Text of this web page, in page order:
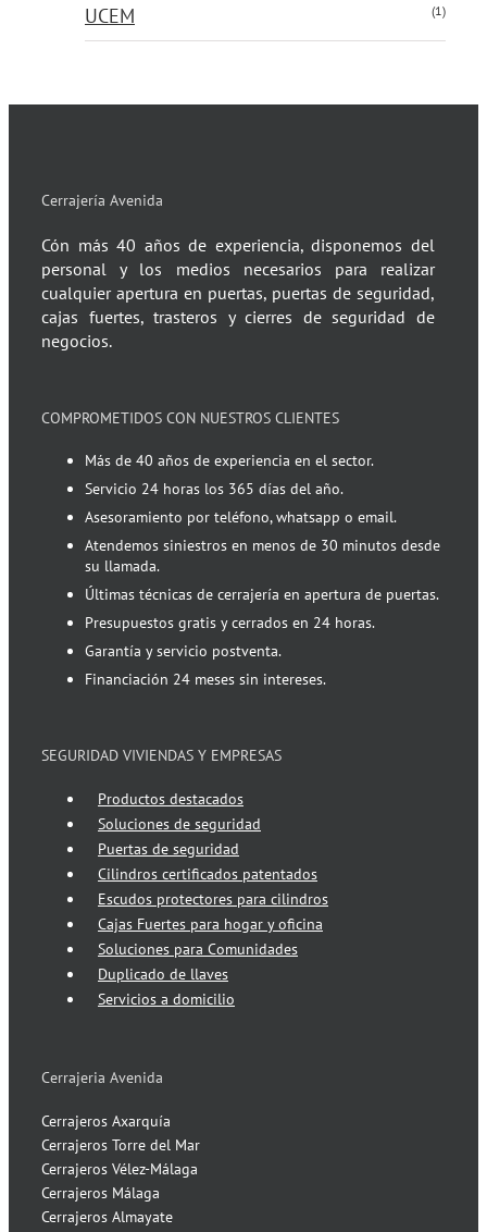
UCEM (1)
Cerrajería Avenida
Cón más 40 años de experiencia, disponemos del
personal y los medios necesarios para realizar
cualquier apertura en puertas, puertas de seguridad,
cajas fuertes, trasteros y cierres de seguridad de
negocios.
COMPROMETIDOS CON NUESTROS CLIENTES
Más de 40 años de experiencia en el sector.
Servicio 24 horas los 365 días del año.
Asesoramiento por teléfono, whatsapp o email.
Atendemos siniestros en menos de 30 minutos desde
su llamada.
Últimas técnicas de cerrajería en apertura de puertas.
Presupuestos gratis y cerrados en 24 horas.
Garantía y servicio postventa.
Financiación 24 meses sin intereses.
SEGURIDAD VIVIENDAS Y EMPRESAS
Productos destacados
Soluciones de seguridad
Puertas de seguridad
Cilindros certificados patentados
Escudos protectores para cilindros
Cajas Fuertes para hogar y oficina
Soluciones para Comunidades
Duplicado de llaves
Servicios a domicilio
Cerrajeria Avenida
Cerrajeros Axarquía
Cerrajeros Torre del Mar
Cerrajeros Vélez-Málaga
Cerrajeros Málaga
Cerrajeros Almayate